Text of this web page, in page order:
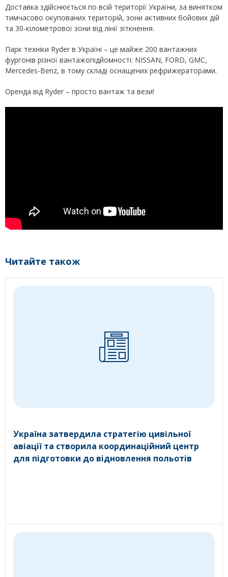
Доставка здійснюється по всій території України, за винятком
тимчасово окупованих територій, зони активних бойових дій
та 30-кілометрової зони від лінії зіткнення.
Парк техніки Ryder в Україні – це майже 200 вантажних
фургонів різної вантажопідйомності: NISSAN, FORD, GMC,
Mercedes-Benz, в тому складі оснащених рефрижераторами.
Оренда від Ryder – просто вантаж та вези!
Читайте також
Україна затвердила стратегію цивільної
авіації та створила координаційний центр
для підготовки до відновлення польотів